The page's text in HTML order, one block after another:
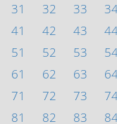
31
32 33
41
42 43
51
52 53
61
62 63
71
72 73
81
82 83